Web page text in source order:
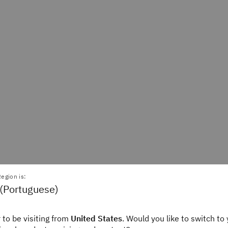
APM?
de ativos (APM) é uma abordagem
is:
to be visiting from United States. Would you like to switch to